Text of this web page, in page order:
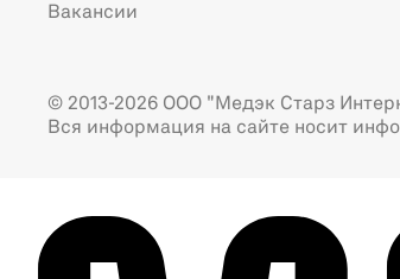
Вакансии
© 2013-2026 ООО "Медэк Старз
Вся информация на сайте носит